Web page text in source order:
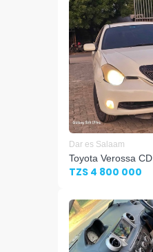
Dar es Salaam
Toyota Verossa CD
TZS 4 800 000